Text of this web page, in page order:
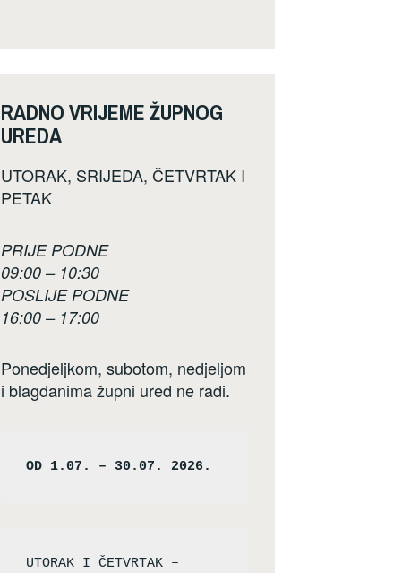
RADNO VRIJEME ŽUPNOG
UREDA
UTORAK, SRIJEDA, ČETVRTAK I
PETAK
PRIJE PODNE
09:00 – 10:30
POSLIJE PODNE
16:00 – 17:00
Ponedjeljkom, subotom, nedjeljom
i blagdanima župni ured ne radi.
OD 1.07. – 30.07. 2026.
UTORAK I ČETVRTAK –